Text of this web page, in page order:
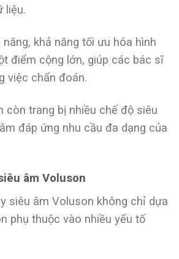
liệu.
khả năng tối ưu hóa hình
điểm cộng lớn, giúp các bác sĩ
việc chẩn đoán.
còn trang bị nhiều chế độ siêu
đáp ứng nhu cầu đa dạng của
âm Voluson
siêu âm Voluson không chỉ dựa
phụ thuộc vào nhiều yếu tố